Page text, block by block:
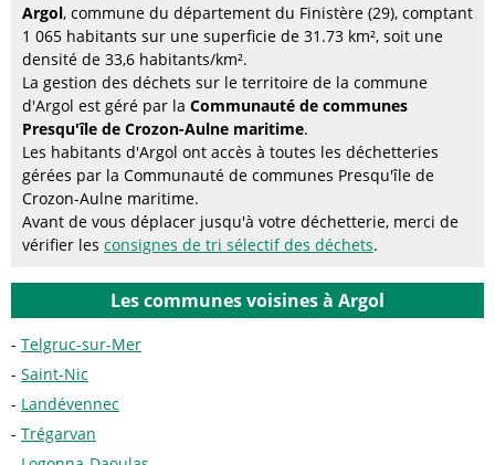
Argol, commune du département du Finistère (29), comptant
1 065 habitants sur une superficie de 31.73 km², soit une
densité de 33,6 habitants/km².
La gestion des déchets sur le territoire de la commune
d'Argol est géré par la Communauté de communes
Presqu'île de Crozon-Aulne maritime.
Les habitants d'Argol ont accès à toutes les déchetteries
gérées par la Communauté de communes Presqu'île de
Crozon-Aulne maritime.
Avant de vous déplacer jusqu'à votre déchetterie, merci de
vérifier les consignes de tri sélectif des déchets.
Les communes voisines à Argol
Telgruc-sur-Mer
Saint-Nic
Landévennec
Trégarvan